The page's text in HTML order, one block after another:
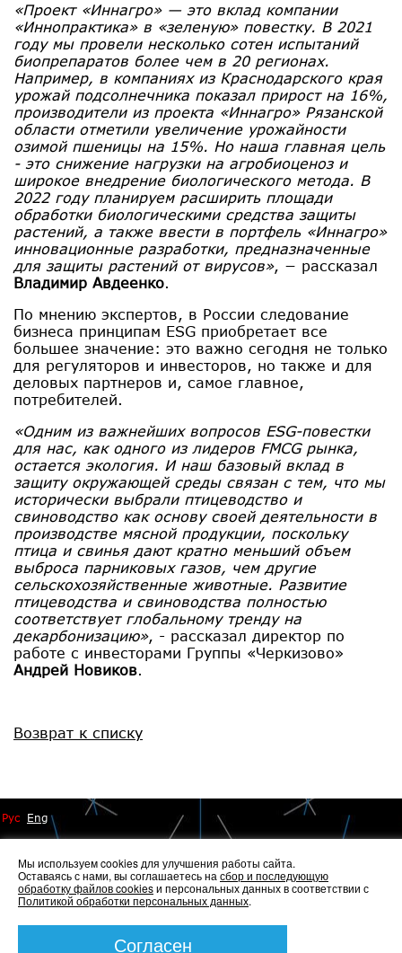
«Проект «Иннагро» — это вклад компании
«Иннопрактика» в «зеленую» повестку. В 2021
году мы провели несколько сотен испытаний
биопрепаратов более чем в 20 регионах.
Например, в компаниях из Краснодарского края
урожай подсолнечника показал прирост на 16%,
производители из проекта «Иннагро» Рязанской
области отметили увеличение урожайности
озимой пшеницы на 15%. Но наша главная цель
- это снижение нагрузки на агробиоценоз и
широкое внедрение биологического метода. В
2022 году планируем расширить площади
обработки биологическими средства защиты
растений, а также ввести в портфель «Иннагро»
инновационные разработки, предназначенные
для защиты растений от вирусов», − рассказал
Владимир Авдеенко.
По мнению экспертов, в России следование
бизнеса принципам ESG приобретает все
большее значение: это важно сегодня не только
для регуляторов и инвесторов, но также и для
деловых партнеров и, самое главное,
потребителей.
«Одним из важнейших вопросов ESG-повестки
для нас, как одного из лидеров FMCG рынка,
остается экология. И наш базовый вклад в
защиту окружающей среды связан с тем, что мы
исторически выбрали птицеводство и
свиноводство как основу своей деятельности в
производстве мясной продукции, поскольку
птица и свинья дают кратно меньший объем
выброса парниковых газов, чем другие
сельскохозяйственные животные. Развитие
птицеводства и свиноводства полностью
соответствует глобальному тренду на
декарбонизацию», - рассказал директор по
работе с инвесторами Группы «Черкизово»
Андрей Новиков.
Возврат к списку
Рус Eng
© 2014 - 2026 Иннопрактика
Политика по обработке и защите персональных данных
Политика по работе с файлами Cookies
Мы используем cookies для улучшения работы сайта.
Оставаясь с нами, вы соглашаетесь на сбор и последующую
обработку файлов cookiesи персональных данных в соответствии с
Политикой обработки персональных данных.
Согласен